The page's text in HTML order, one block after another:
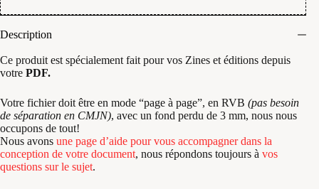
Description
Ce produit est spécialement fait pour vos Zines et éditions depuis
votre PDF.
Votre fichier doit être en mode “page à page”, en RVB (pas besoin
de séparation en CMJN), avec un fond perdu de 3 mm, nous nous
occupons de tout!
Nous avons une page d’aide pour vous accompagner dans la
conception de votre document, nous répondons toujours à vos
questions sur le sujet.